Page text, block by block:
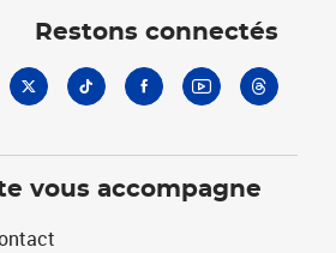
Restons connectés
vous accompagne